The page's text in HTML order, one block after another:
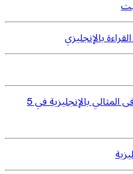
بالإنجليزي
كيفية كتابة البريد الإلكتروني الإحترافى المثالي بالإنجليزية في 5